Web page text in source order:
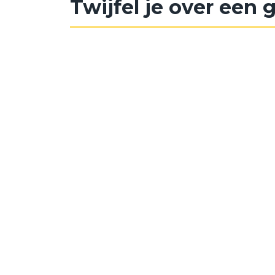
Twijfel je over een